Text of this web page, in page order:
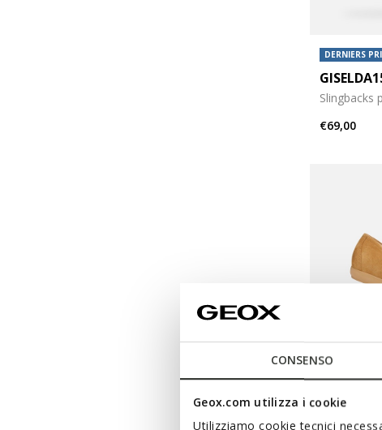
CONSENSO
Geox.com utilizza i cookie
Utilizziamo cookie tecnici
DERNIERS
Slingbacks
€69,00
DERNIERS